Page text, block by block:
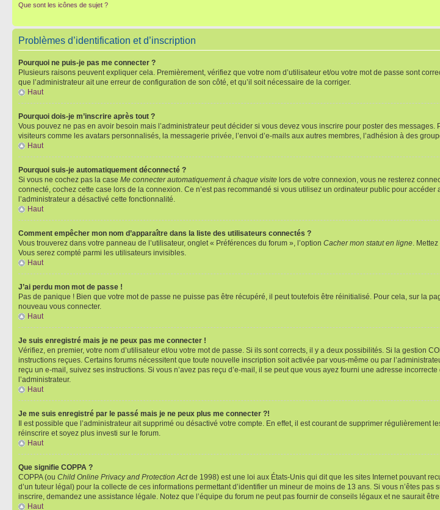
Que sont les icônes de sujet ?
Problèmes d’identification et d’inscription
Pourquoi ne puis-je pas me connecter ?
Plusieurs raisons peuvent expliquer cela. Premièrement, vérifiez que votre nom d’utilisateur et/ou votre mot de passe sont
que l’administrateur ait une erreur de configuration de son côté, et qu’il soit nécessaire de la corriger.
Haut
Pourquoi dois-je m’inscrire après tout ?
Vous pouvez ne pas en avoir besoin mais l’administrateur peut décider si vous devez vous inscrire pour poster des
visiteurs comme les avatars personnalisés, la messagerie privée, l’envoi d’e-mails aux autres membres, l’adhésion à des
Haut
Pourquoi suis-je automatiquement déconnecté ?
Si vous ne cochez pas la case Me connecter automatiquement à chaque visite lors de votre connexion, vous ne resterez
connecté, cochez cette case lors de la connexion. Ce n’est pas recommandé si vous utilisez un ordinateur public pour
l’administrateur a désactivé cette fonctionnalité.
Haut
Comment empêcher mon nom d’apparaître dans la liste des utilisateurs connectés ?
Vous trouverez dans votre panneau de l’utilisateur, onglet « Préférences du forum », l’option Cacher mon statut en ligne.
Vous serez compté parmi les utilisateurs invisibles.
Haut
J’ai perdu mon mot de passe !
Pas de panique ! Bien que votre mot de passe ne puisse pas être récupéré, il peut toutefois être réinitialisé. Pour cela, sur la
nouveau vous connecter.
Haut
Je suis enregistré mais je ne peux pas me connecter !
Vérifiez, en premier, votre nom d’utilisateur et/ou votre mot de passe. Si ils sont corrects, il y a deux possibilités. Si la gestion
instructions reçues. Certains forums nécessitent que toute nouvelle inscription soit activée par vous-même ou par
reçu un e-mail, suivez ses instructions. Si vous n’avez pas reçu d’e-mail, il se peut que vous ayez fourni une adresse
l’administrateur.
Haut
Je me suis enregistré par le passé mais je ne peux plus me connecter ?!
Il est possible que l’administrateur ait supprimé ou désactivé votre compte. En effet, il est courant de supprimer
réinscrire et soyez plus investi sur le forum.
Haut
Que signifie COPPA ?
COPPA (ou Child Online Privacy and Protection Actde 1998) est une loi aux États-Unis qui dit que les sites Internet pouvant
d’un tuteur légal) pour la collecte de ces informations permettant d’identifier un mineur de moins de 13 ans. Si vous n’êtes
inscrire, demandez une assistance légale. Notez que l’équipe du forum ne peut pas fournir de conseils légaux et ne saurait
Haut